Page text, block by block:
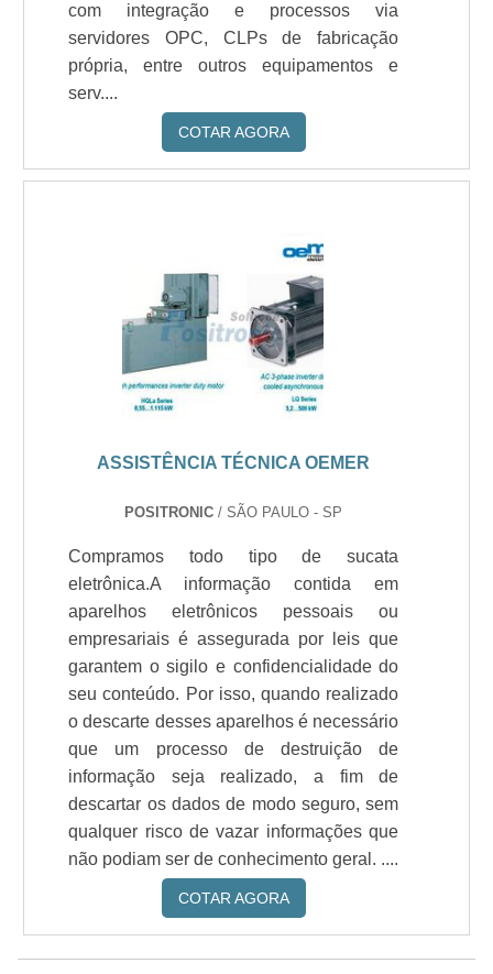
com integração e processos via
servidores OPC, CLPs de fabricação
própria, entre outros equipamentos e
serv....
COTAR AGORA
ASSISTÊNCIA TÉCNICA OEMER
POSITRONIC / SÃO PAULO - SP
Compramos todo tipo de sucata
eletrônica.A informação contida em
aparelhos eletrônicos pessoais ou
empresariais é assegurada por leis que
garantem o sigilo e confidencialidade do
seu conteúdo. Por isso, quando realizado
o descarte desses aparelhos é necessário
que um processo de destruição de
informação seja realizado, a fim de
descartar os dados de modo seguro, sem
qualquer risco de vazar informações que
não podiam ser de conhecimento geral. ....
COTAR AGORA